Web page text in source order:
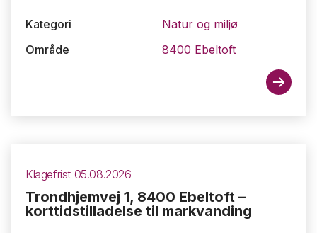
Kategori
Natur og miljø
Område
8400 Ebeltoft
Klagefrist 05.08.2026
Trondhjemvej 1, 8400 Ebeltoft –
korttidstilladelse til markvanding